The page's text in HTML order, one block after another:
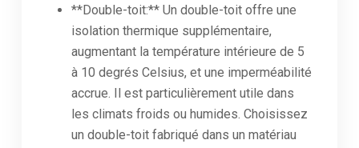
**Double-toit:** Un double-toit offre une
isolation thermique supplémentaire,
augmentant la température intérieure de 5
à 10 degrés Celsius, et une imperméabilité
accrue. Il est particulièrement utile dans
les climats froids ou humides. Choisissez
un double-toit fabriqué dans un matériau